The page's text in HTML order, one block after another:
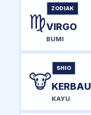
♍
ZODIAK
VIRGO
BUMI
🐮
SHIO
KERBAU
KAYU